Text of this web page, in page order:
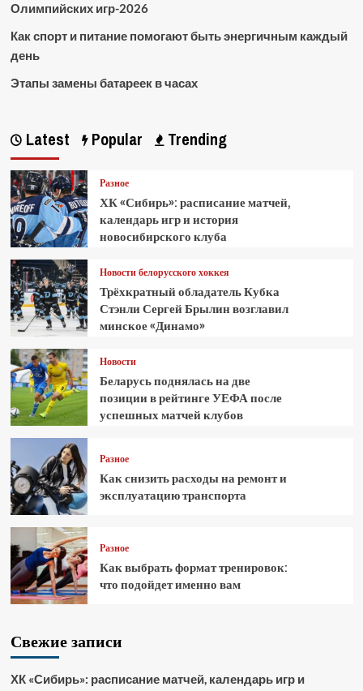
Олимпийских игр-2026
Как спорт и питание помогают быть энергичным каждый
день
Этапы замены батареек в часах
Latest Popular Trending
Разное
ХК «Сибирь»: расписание матчей,
календарь игр и история
новосибирского клуба
Новости белорусского хоккея
Трёхкратный обладатель Кубка
Стэнли Сергей Брылин возглавил
минское «Динамо»
Новости
Беларусь поднялась на две
позиции в рейтинге УЕФА после
успешных матчей клубов
Разное
Как снизить расходы на ремонт и
эксплуатацию транспорта
Разное
Как выбрать формат тренировок:
что подойдет именно вам
Свежие записи
ХК «Сибирь»: расписание матчей, календарь игр и